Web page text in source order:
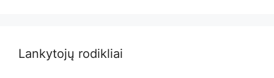
Lankytojų rodikliai